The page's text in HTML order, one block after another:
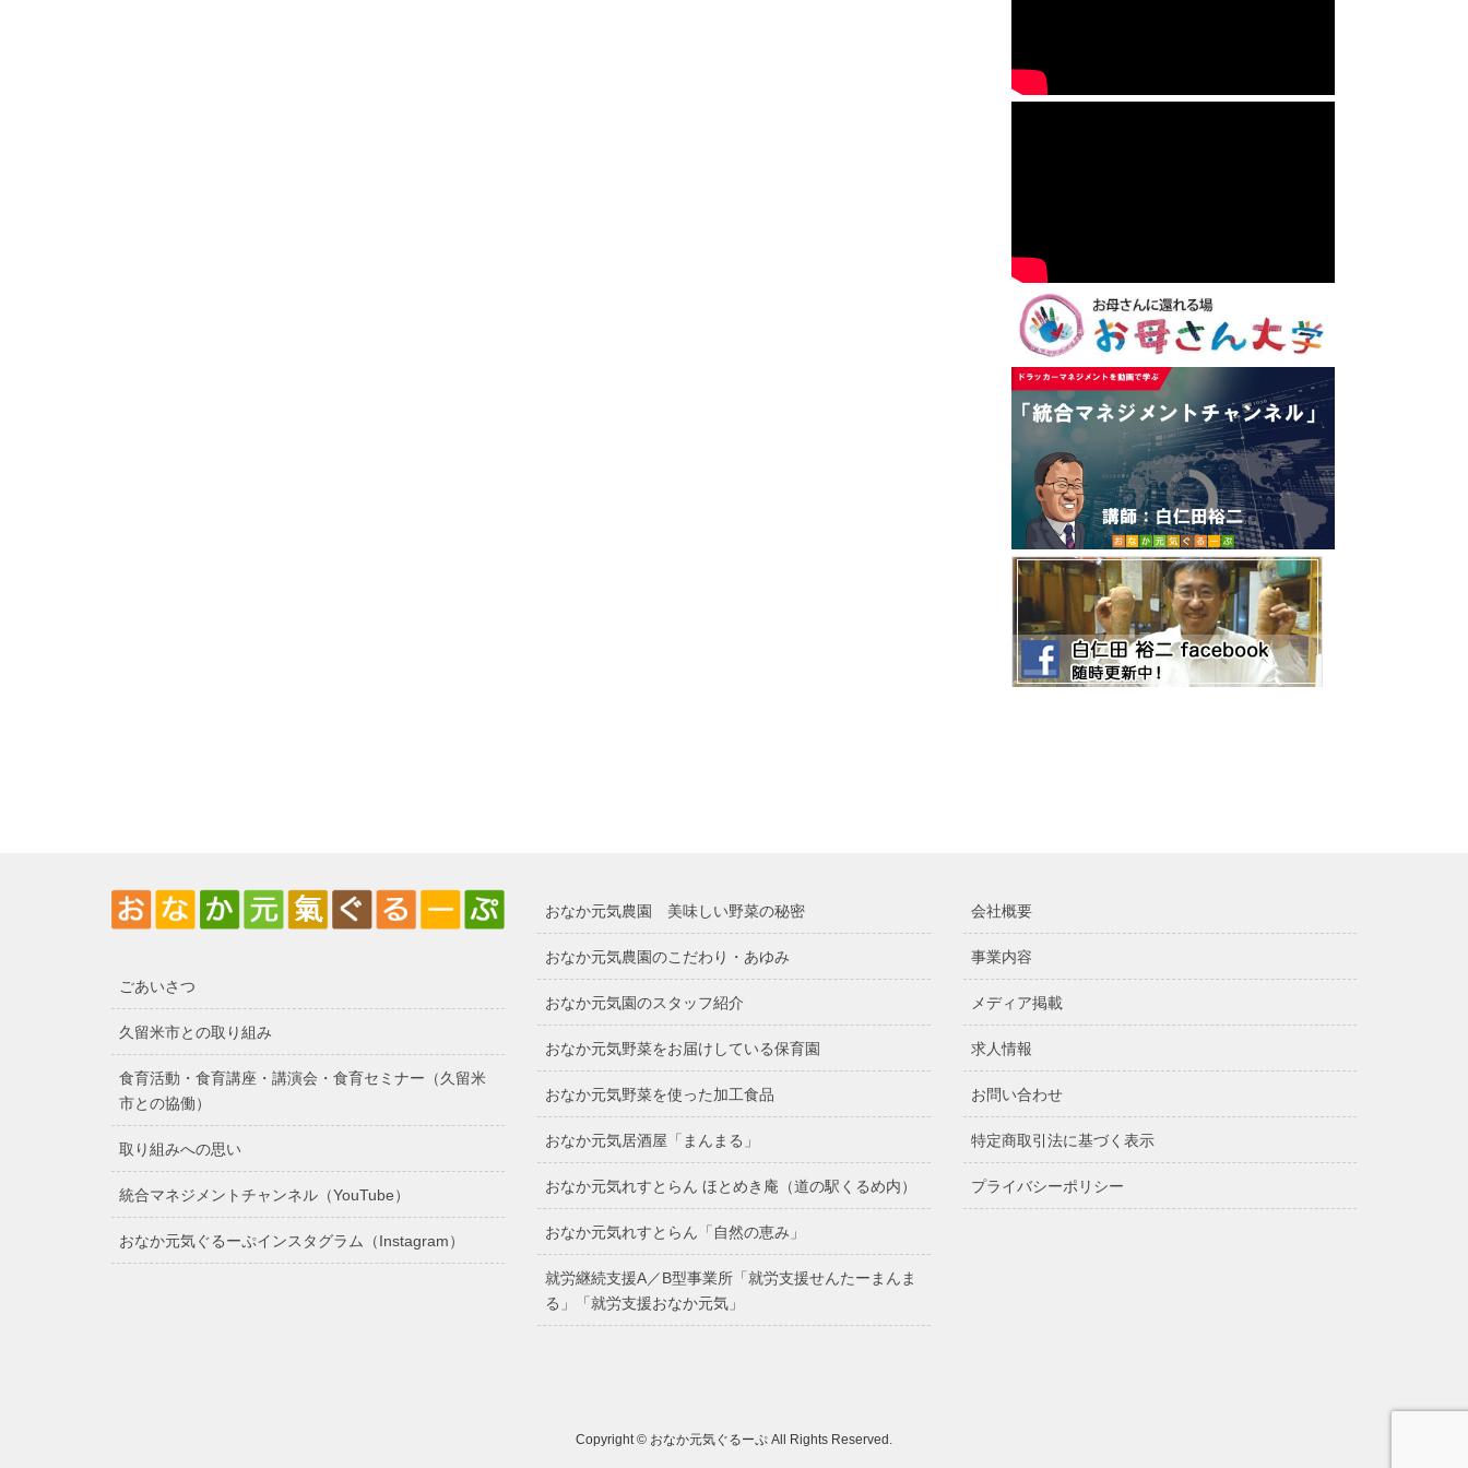
ごあいさつ
久留米市との取り組み
食育活動・食育講座・講演会・食育セミナー（久留米
市との協働）
取り組みへの思い
統合マネジメントチャンネル（YouTube）
おなか元気ぐるーぷインスタグラム（Instagram）
おなか元気農園 美味しい野菜の秘密
おなか元気農園のこだわり・あゆみ
おなか元気園のスタッフ紹介
おなか元気野菜をお届けしている保育園
おなか元気野菜を使った加工食品
おなか元気居酒屋「まんまる」
おなか元気れすとらん ほとめき庵（道の駅くるめ内）
おなか元気れすとらん「自然の恵み」
就労継続支援A／B型事業所「就労支援せんたーまんま
る」「就労支援おなか元気」
会社概要
事業内容
メディア掲載
求人情報
お問い合わせ
特定商取引法に基づく表示
プライバシーポリシー
Copyright © おなか元気ぐるーぷ All Rights Reserved.